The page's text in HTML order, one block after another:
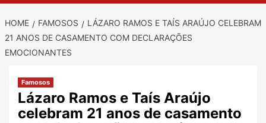
HOME FAMOSOS
LÁZARO RAMOS E TAÍS ARAÚJO CELEBRAM
21 ANOS DE CASAMENTO COM DECLARAÇÕES
EMOCIONANTES
Famosos
Lázaro Ramos e Taís Araújo
celebram 21 anos de casamento